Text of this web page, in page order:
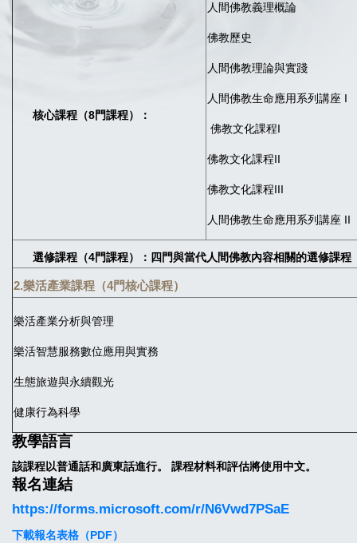
核心課程（8門課程）：
人間佛教義理概論
佛教歷史
人間佛教理論與實踐
人間佛教生命應用系列講座 I
佛教文化課程I
佛教文化課程II
佛教文化課程III
人間佛教生命應用系列講座 II
選修課程（4門課程）：四門與當代人間佛教內容相關的選修課程
2.樂活產業課程（4門核心課程）
樂活產業分析與管理
樂活智慧服務數位應用與實務
生態旅遊與永續觀光
健康行為科學
教學語言
該課程以普通話和廣東話進行。 課程材料和評估將使用中文。
報名連結
https://forms.microsoft.com/r/N6Vwd7PSaE
下載報名表格（PDF）